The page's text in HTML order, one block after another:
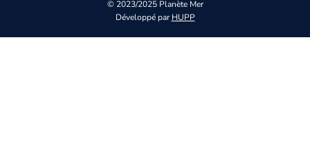
© 2023/2025 Planète Mer
Développé parHUPP